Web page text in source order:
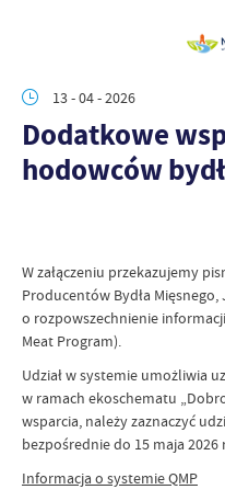
13 - 04 - 2026
Dodatkowe
hodowców
W załączeniu przekazujemy
Producentów Bydła
o rozpowszechnienie
Meat Program).
Udział w systemie umożliwia
w ramach ekoschematu
wsparcia, należy zaznaczyć
bezpośrednie do 15 maja 2026
Informacja o systemie QMP